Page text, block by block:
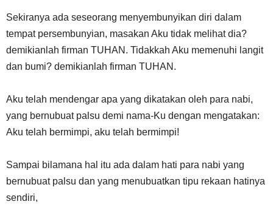
Sekiranya ada seseorang menyembunyikan diri dalam
tempat persembunyian, masakan Aku tidak melihat dia?
demikianlah firman TUHAN. Tidakkah Aku memenuhi langit
dan bumi? demikianlah firman TUHAN.
Aku telah mendengar apa yang dikatakan oleh para nabi,
yang bernubuat palsu demi nama-Ku dengan mengatakan:
Aku telah bermimpi, aku telah bermimpi!
Sampai bilamana hal itu ada dalam hati para nabi yang
bernubuat palsu dan yang menubuatkan tipu rekaan hatinya
sendiri,